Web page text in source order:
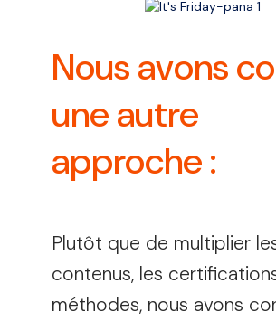
Nous avons
une autre
approche :
Plutôt que de multiplier
contenus, les
méthodes, nous avons